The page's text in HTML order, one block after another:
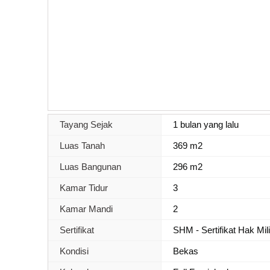
Tayang Sejak 1 bulan yang lalu
Luas Tanah 369 m2
Luas Bangunan 296 m2
Kamar Tidur 3
Kamar Mandi 2
Sertifikat SHM - Sertifikat Hak
Kondisi Bekas